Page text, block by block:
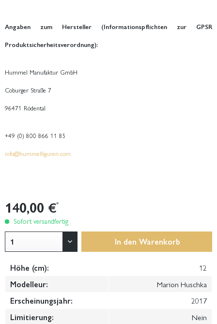
Angaben zum Hersteller (Informationspflichten zur GPSR
Produktsicherheitsverordnung):
Hummel Manufaktur GmbH
Coburger Straße 7
96471 Rödental
+49 (0) 800 866 11 85
info@hummelfiguren.com
140,00 €*
Sofort versandfertig
In den Warenkorb
Höhe (cm):
12
Modelleur:
Marion Huschka
Erscheinungsjahr:
2017
Limitierung:
Nein